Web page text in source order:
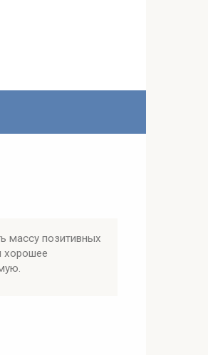
массу позитивных
хорошее